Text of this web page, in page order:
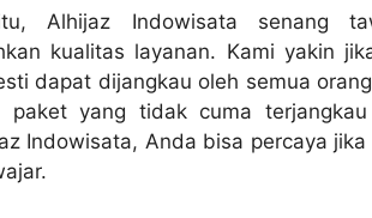
Alhijaz Indowisata senang
kualitas layanan. Kami yakin
dapat dijangkau oleh semua
paket yang tidak cuma
Indowisata, Anda bisa percaya